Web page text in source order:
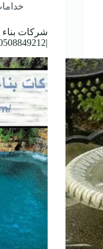
شركات
|0508849212|